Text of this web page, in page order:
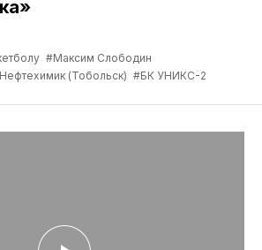
#Максим Слободин
(Тобольск) #БК УНИКС-2